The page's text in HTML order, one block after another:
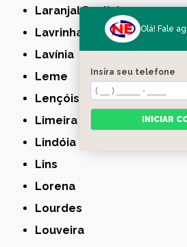
Laranjal Paulista
Lavrinhas
Lavínia
Leme
Lençóis Paulista
Limeira
Lindóia
Lins
Lorena
Lourdes
Louveira
Olá! Fale
Insira seu telefone
INICIAR